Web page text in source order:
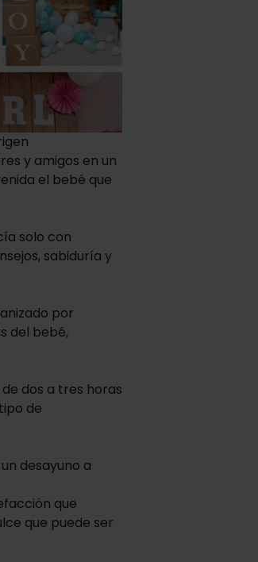
y amigos en un
el bebé que
solo con
sabiduría y
por
del bebé,
dos a tres horas
de
desayuno a
que
que puede ser